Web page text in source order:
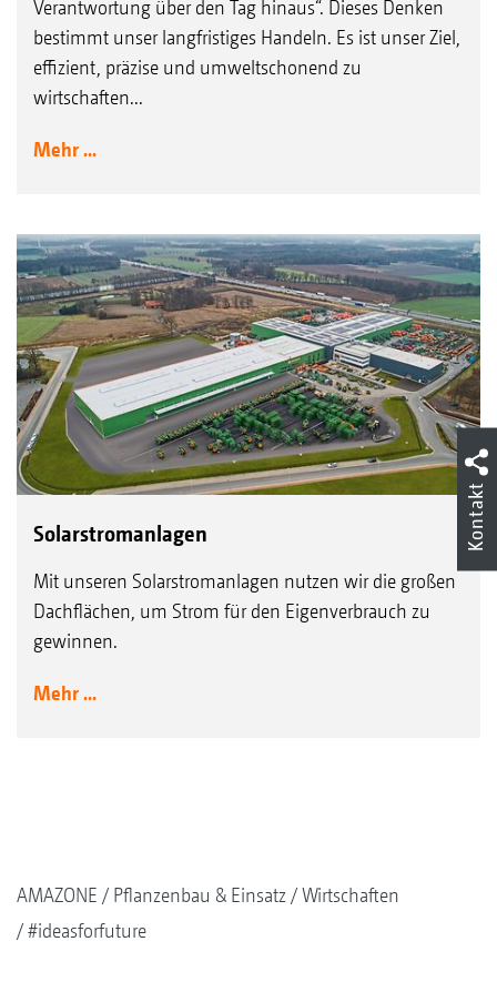
Verantwortung über den Tag hinaus“. Dieses Denken
bestimmt unser langfristiges Handeln. Es ist unser Ziel,
effizient, präzise und umweltschonend zu
wirtschaften...
Mehr ...
Solarstromanlagen
Mit unseren Solarstromanlagen nutzen wir die großen
Dachflächen, um Strom für den Eigenverbrauch zu
gewinnen.
Mehr ...
AMAZONE Pflanzenbau & Einsatz
Wirtschaften
#ideasforfuture
Kontakt